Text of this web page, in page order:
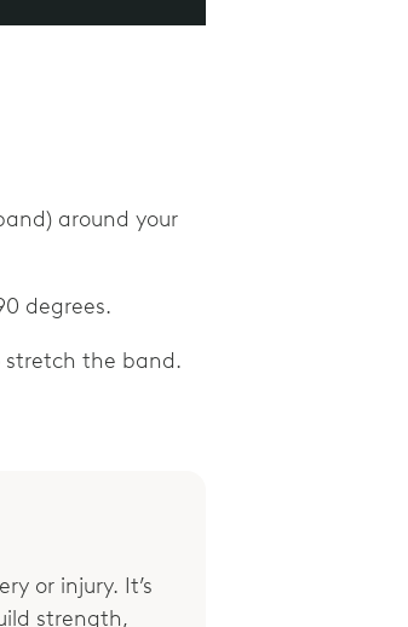
around your
degrees.
the band.
or injury. It’s
strength,